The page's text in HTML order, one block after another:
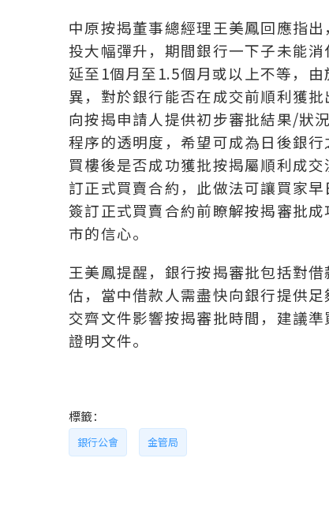
中原按揭董事總經理王美鳳回應指出
投大幅彈升，期間銀行一下子未能
延至1個月至1.5個月或以上不等，
異，對於銀行能否在成交前順利獲
向按揭申請人提供初步審批結果/狀
程序的透明度，希望可成為日後銀
買樓後是否成功獲批按揭屬順利成
訂正式買賣合約，此做法可讓買家
簽訂正式買賣合約前瞭解按揭審批
市的信心。
王美鳳提醒，銀行按揭審批包括對
估，當中借款人需盡快向銀行提供
交齊文件影響按揭審批時間，建議
證明文件。
標籤：
銀行公會 金管局